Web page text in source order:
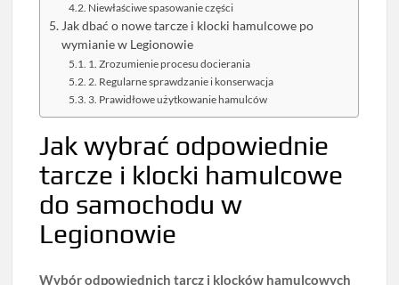
Niewłaściwe spasowanie części
Jak dbać o nowe tarcze i klocki hamulcowe po
wymianie w Legionowie
1. Zrozumienie procesu docierania
2. Regularne sprawdzanie i konserwacja
3. Prawidłowe użytkowanie hamulców
Jak wybrać odpowiednie
tarcze i klocki hamulcowe
do samochodu w
Legionowie
Wybór odpowiednich tarcz i klocków hamulcowych